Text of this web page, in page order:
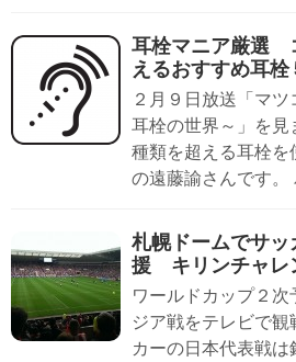
耳栓マニア厳選
えるおすすめ耳栓
２月９日放送「マ
耳栓の世界～」を見
種類を超える耳栓を
の遠藤諭さんです。
札幌ドームでサ
援 キリンチャレ
ワールドカップ２
ジア戦をテレビで観
カーの日本代表戦